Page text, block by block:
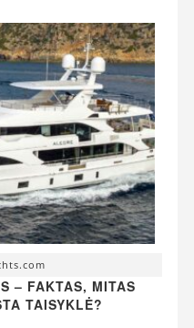
– FAKTAS, MITAS
TAISYKLĖ?